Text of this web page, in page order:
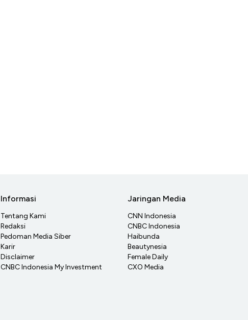
Informasi
Tentang Kami
Redaksi
Pedoman Media Siber
Karir
Disclaimer
CNBC Indonesia My Investment
Jaringan Media
CNN Indonesia
CNBC Indonesia
Haibunda
Beautynesia
Female Daily
CXO Media